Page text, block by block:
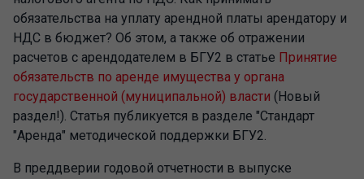
обязательства на уплату арендной платы арендатору и
НДС в бюджет? Об этом, а также об отражении
расчетов с арендодателем в БГУ2 в статье Принятие
обязательств по аренде имущества у органа
государственной (муниципальной) власти (Новый
раздел!). Статья публикуется в разделе "Стандарт
"Аренда" методической поддержки БГУ2.
В преддверии годовой отчетности в выпуске